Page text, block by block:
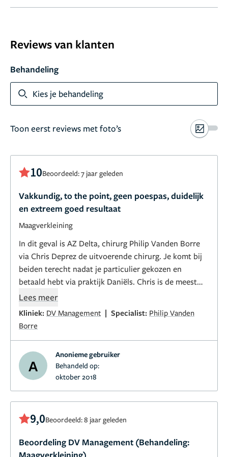
Reviews van klanten
Behandeling
Kies je behandeling
Toon eerst reviews met foto’s
10Beoordeeld: 7 jaar geleden
Vakkundig, to the point, geen poespas, duidelijk
en extreem goed resultaat
Maagverkleining
In dit geval is AZ Delta, chirurg Philip Vanden Borre
via Chris Deprez de uitvoerende chirurg. Je komt bij
beiden terecht nadat je particulier gekozen en
betaald hebt via praktijk Daniëls. Chris is de meest
aimabele caretaker die je je maar kunt wensen als
toekomstig "patiënt", alsmede zeer duidelijk en
servicegericht. Een fijn mens om mee samen te
"werken" en de rustgever alvorens je de toch grote
je vervolgens in de watten gelegd, lief en zorgzaam
personeel, bijzonder aardig, duidelijk in
informatieverstrekking en altijd bereid tot die ene
had de meest vakkundige chirurg, Philip Vanden
Daarnaast is hij duidelijk naar je, geen poespas,
Lees meer
Kliniek: DV Management | Specialist: Philip Vanden
Borre
A
Anonieme gebruiker
Behandeld op:
oktober 2018
9,0Beoordeeld: 8 jaar geleden
Beoordeling DV Management (Behandeling:
Maagverkleining)